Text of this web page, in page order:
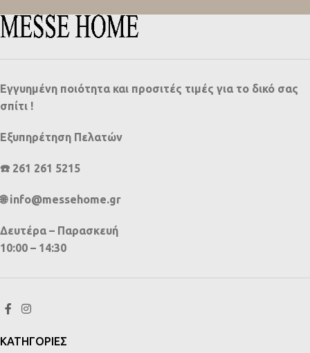
Εγγυημένη ποιότητα και προσιτές τιμές για το δικό σας
σπίτι !
Εξυπηρέτηση Πελατών
☎️ 261 261 5215
🌐 info@messehome.gr
Δευτέρα – Παρασκευή
10:00 – 14:30
ΚΑΤΗΓΟΡΙΕΣ